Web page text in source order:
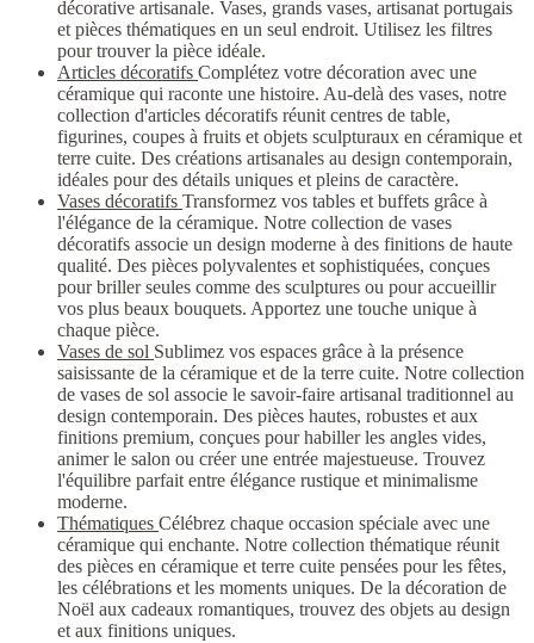
décorative artisanale. Vases, grands vases, artisanat portugais
et pièces thématiques en un seul endroit. Utilisez les filtres
pour trouver la pièce idéale.
Articles décoratifs Complétez votre décoration avec une
céramique qui raconte une histoire. Au-delà des vases, notre
collection d'articles décoratifs réunit centres de table,
figurines, coupes à fruits et objets sculpturaux en céramique et
terre cuite. Des créations artisanales au design contemporain,
idéales pour des détails uniques et pleins de caractère.
Vases décoratifs Transformez vos tables et buffets grâce à
l'élégance de la céramique. Notre collection de vases
décoratifs associe un design moderne à des finitions de haute
qualité. Des pièces polyvalentes et sophistiquées, conçues
pour briller seules comme des sculptures ou pour accueillir
vos plus beaux bouquets. Apportez une touche unique à
chaque pièce.
Vases de sol Sublimez vos espaces grâce à la présence
saisissante de la céramique et de la terre cuite. Notre collection
de vases de sol associe le savoir-faire artisanal traditionnel au
design contemporain. Des pièces hautes, robustes et aux
finitions premium, conçues pour habiller les angles vides,
animer le salon ou créer une entrée majestueuse. Trouvez
l'équilibre parfait entre élégance rustique et minimalisme
moderne.
Thématiques Célébrez chaque occasion spéciale avec une
céramique qui enchante. Notre collection thématique réunit
des pièces en céramique et terre cuite pensées pour les fêtes,
les célébrations et les moments uniques. De la décoration de
Noël aux cadeaux romantiques, trouvez des objets au design
et aux finitions uniques.